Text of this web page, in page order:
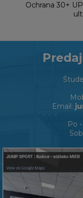
Ochrana 30+
Email:
Po